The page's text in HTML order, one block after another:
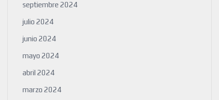
septiembre 2024
julio 2024
junio 2024
mayo 2024
abril 2024
marzo 2024